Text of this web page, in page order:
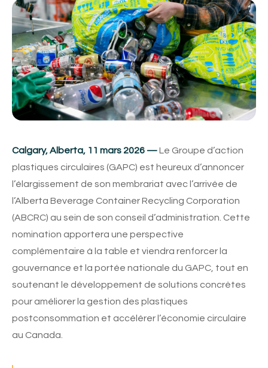
Calgary, Alberta, 11 mars 2026 —Le Groupe d’action
plastiques circulaires (GAPC) est heureux d’annoncer
l’élargissement de son membrariat avec l’arrivée de
l’Alberta Beverage Container Recycling Corporation
(ABCRC) au sein de son conseil d’administration. Cette
nomination apportera une perspective
complémentaire à la table et viendra renforcer la
gouvernance et la portée nationale du GAPC, tout en
soutenant le développement de solutions concrètes
pour améliorer la gestion des plastiques
postconsommation et accélérer l’économie circulaire
au Canada.